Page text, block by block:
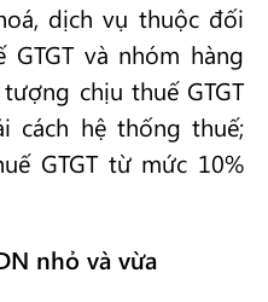
dịch vụ thuộc đối
và nhóm hàng
chịu thuế GTGT
cách hệ thống thuế;
GTGT từ mức 10%
nhỏ và vừa